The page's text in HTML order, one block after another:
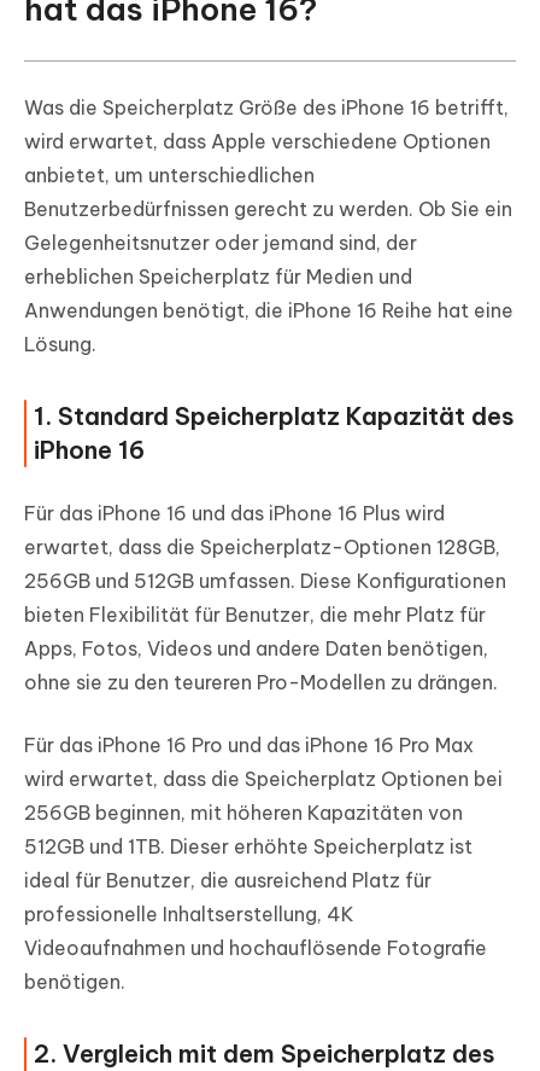
hat das iPhone 16?
Was die Speicherplatz Größe des iPhone 16 betrifft,
wird erwartet, dass Apple verschiedene Optionen
anbietet, um unterschiedlichen
Benutzerbedürfnissen gerecht zu werden. Ob Sie ein
Gelegenheitsnutzer oder jemand sind, der
erheblichen Speicherplatz für Medien und
Anwendungen benötigt, die iPhone 16 Reihe hat eine
Lösung.
1. Standard Speicherplatz Kapazität des
iPhone 16
Für das iPhone 16 und das iPhone 16 Plus wird
erwartet, dass die Speicherplatz-Optionen 128GB,
256GB und 512GB umfassen. Diese Konfigurationen
bieten Flexibilität für Benutzer, die mehr Platz für
Apps, Fotos, Videos und andere Daten benötigen,
ohne sie zu den teureren Pro-Modellen zu drängen.
Für das iPhone 16 Pro und das iPhone 16 Pro Max
wird erwartet, dass die Speicherplatz Optionen bei
256GB beginnen, mit höheren Kapazitäten von
512GB und 1TB. Dieser erhöhte Speicherplatz ist
ideal für Benutzer, die ausreichend Platz für
professionelle Inhaltserstellung, 4K
Videoaufnahmen und hochauflösende Fotografie
benötigen.
2. Vergleich mit dem Speicherplatz des